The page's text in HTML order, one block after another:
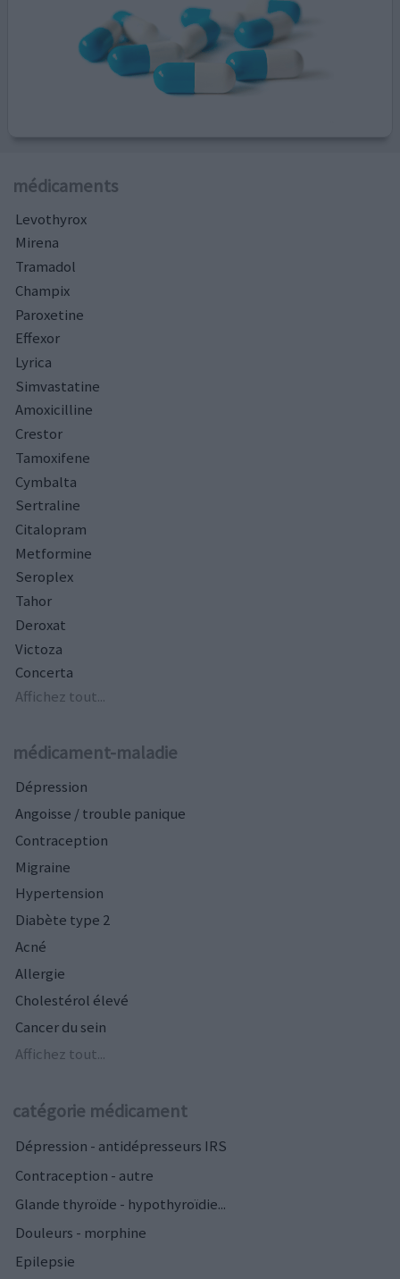
médicaments
Levothyrox
Mirena
Tramadol
Champix
Paroxetine
Effexor
Lyrica
Simvastatine
Amoxicilline
Crestor
Tamoxifene
Cymbalta
Sertraline
Citalopram
Metformine
Seroplex
Tahor
Deroxat
Victoza
Concerta
Affichez tout...
médicament-maladie
Dépression
Angoisse / trouble panique
Contraception
Migraine
Hypertension
Diabète type 2
Acné
Allergie
Cholestérol élevé
Cancer du sein
Affichez tout...
catégorie médicament
Dépression - antidépresseurs IRS
Contraception - autre
Glande thyroïde - hypothyroïdie...
Douleurs - morphine
Epilepsie